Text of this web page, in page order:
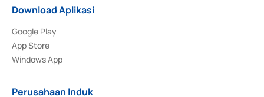
Download Aplikasi
Google Play
App Store
Windows App
Perusahaan Induk